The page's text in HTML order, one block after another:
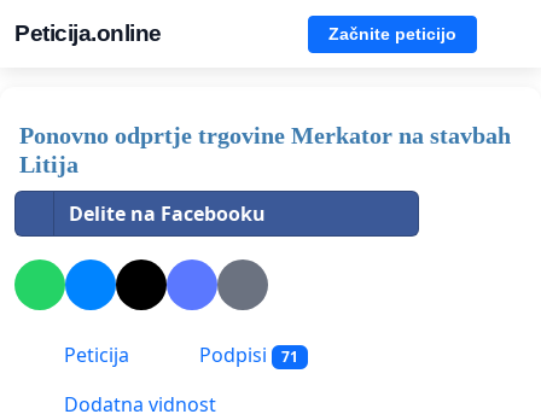
Peticija.online Začnite peticijo
Ponovno odprtje trgovine Merkator na stavbah
Litija
Delite na Facebooku
Peticija Podpisi 71
Dodatna vidnost